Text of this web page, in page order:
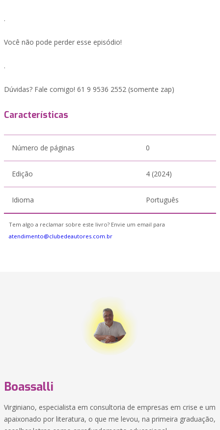
.
Você não pode perder esse episódio!
.
Dúvidas? Fale comigo! 61 9 9536 2552 (somente zap)
Características
Número de páginas 0
Edição 4 (2024)
Idioma Português
Tem algo a reclamar sobre este livro? Envie um email para
atendimento@clubedeautores.com.br
Boassalli
Virginiano, especialista em consultoria de empresas em crise e um
apaixonado por literatura, o que me levou, na primeira graduação,